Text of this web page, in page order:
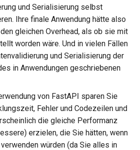
und Serialisierung selbst
Ihre finale Anwendung hätte also
gleichen Overhead, als ob sie mit
worden wäre. Und in vielen Fällen
und Serialisierung der
in Anwendungen geschriebenen
von FastAPI sparen Sie
Fehler und Codezeilen und
die gleiche Performanz
erzielen, die Sie hätten, wenn
würden (da Sie alles in